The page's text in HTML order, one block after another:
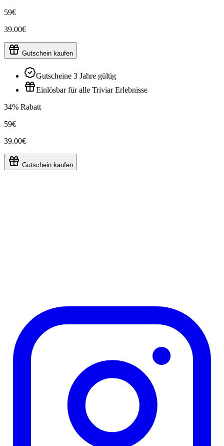
59€
39.00€
Gutschein kaufen
Gutscheine 3 Jahre gültig
Einlösbar für alle Triviar Erlebnisse
34% Rabatt
59€
39.00€
Gutschein kaufen